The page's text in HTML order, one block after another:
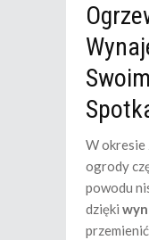
W okresie
ogrody
powodu
dzięki